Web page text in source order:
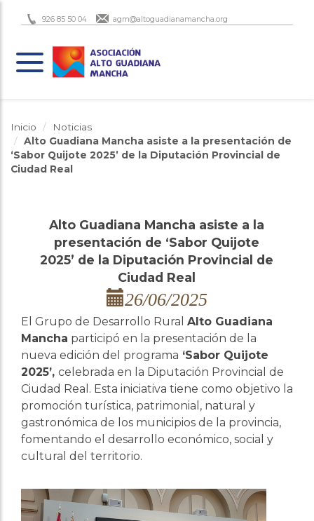
926 85 50 04 agm@altoguadianamancha.org
Inicio
Noticias
Alto Guadiana Mancha asiste a la presentación de
‘Sabor Quijote 2025’ de la Diputación Provincial de
Ciudad Real
Alto Guadiana Mancha asiste a la
presentación de ‘Sabor Quijote
2025’ de la Diputación Provincial de
Ciudad Real
26/06/2025
El Grupo de Desarrollo Rural Alto Guadiana
Mancha participó en la presentación de la
nueva edición del programa ‘Sabor Quijote
2025’, celebrada en la Diputación Provincial de
Ciudad Real. Esta iniciativa tiene como objetivo la
promoción turística, patrimonial, natural y
gastronómica de los municipios de la provincia,
fomentando el desarrollo económico, social y
cultural del territorio.